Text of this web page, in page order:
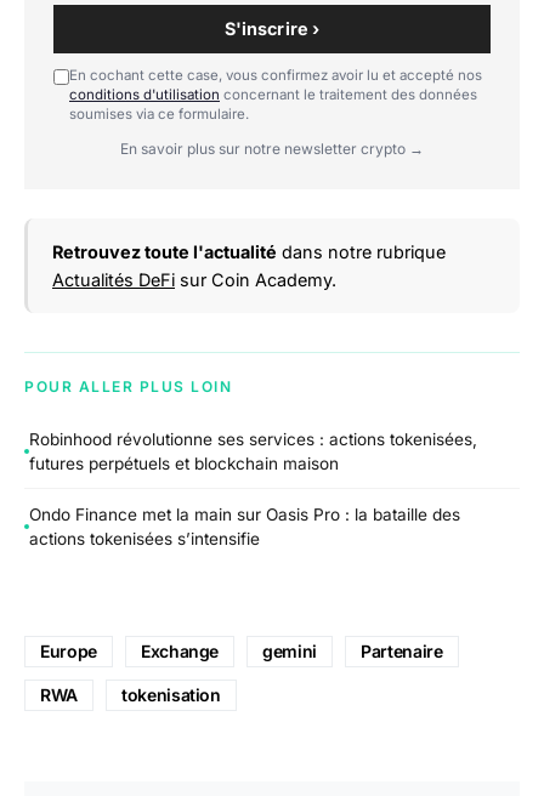
S'inscrire ›
En cochant cette case, vous confirmez avoir lu et accepté nos
conditions d'utilisation concernant le traitement des données
soumises via ce formulaire.
En savoir plus sur notre newsletter crypto →
Retrouvez toute l'actualité dans notre rubrique
Actualités DeFi sur Coin Academy.
POUR ALLER PLUS LOIN
Robinhood révolutionne ses services : actions tokenisées,
futures perpétuels et blockchain maison
Ondo Finance met la main sur Oasis Pro : la bataille des
actions tokenisées s’intensifie
Europe Exchange gemini Partenaire
RWA tokenisation